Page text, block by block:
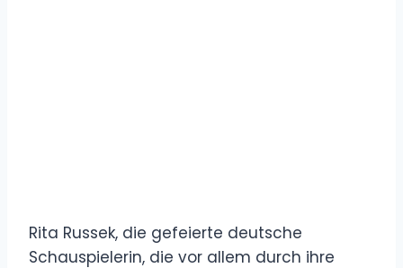
Rita Russek, die gefeierte deutsche
Schauspielerin, die vor allem durch ihre